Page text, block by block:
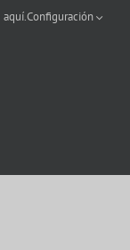
aquí.Configuración